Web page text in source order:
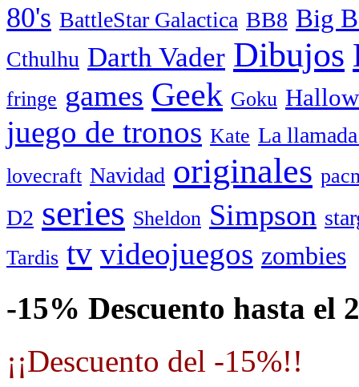
80's BattleStar Galactica BB8 Big
Cthulhu Darth Vader Dibujos
fringe games Geek Goku
juego de tronos Kate La
lovecraft Navidad originales
D2 series Sheldon Simpson
Tardis tv videojuegos zombies
-15% Descuento hasta el
¡¡Descuento del -15%!!